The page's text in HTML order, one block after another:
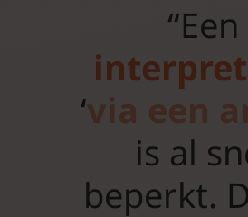
“Een
‘via een
is al
beperkt.